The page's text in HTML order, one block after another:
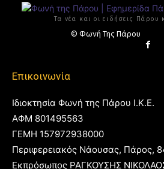
Τα νέα και οι ειδήσεις Πάρου
© Φωνή Της Πάρου
Επικοινωνία
Ιδιοκτησία Φωνή της Πάρου Ι.Κ.Ε.
ΑΦΜ 801495563
ΓΕΜΗ 157972938000
Περιφερειακός Νάουσας, Πάρος,
Εκπρόσωπος ΡΑΓΚΟΥΣΗΣ